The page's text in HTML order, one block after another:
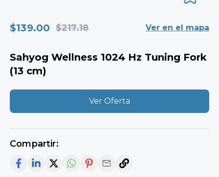
$139.00 $217.18 Ver en el mapa
Sahyog Wellness 1024 Hz Tuning Fork
(13 cm)
Ver Oferta
Compartir: